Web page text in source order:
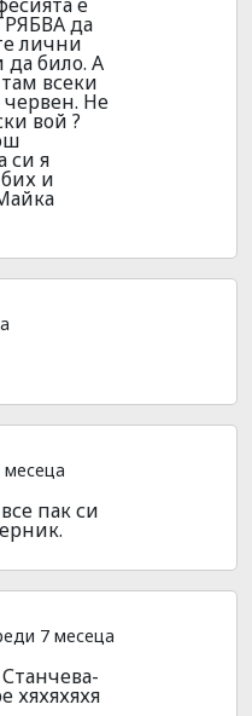
да
лични
да било. А
всеки
Не
вой ?
си я
и
пак си
7 месеца
хяхяхяхя